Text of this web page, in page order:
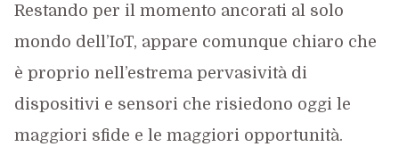
Restando per il momento ancorati al solo
mondo dell’IoT, appare comunque chiaro che
è proprio nell’estrema pervasività di
dispositivi e sensori che risiedono oggi le
maggiori sfide e le maggiori opportunità.